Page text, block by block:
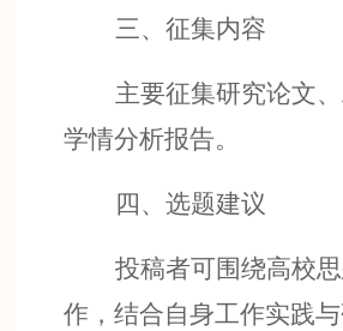
三、征集内容
主要征集研究论文
学情分析报告。
四、选题建议
投稿者可围绕高校
作，结合自身工作实践